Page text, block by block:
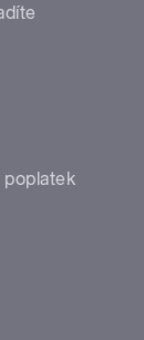
poplatek